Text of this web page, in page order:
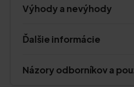
Výhody a nevýhody
Ďalšie informácie
Názory odborníkov a